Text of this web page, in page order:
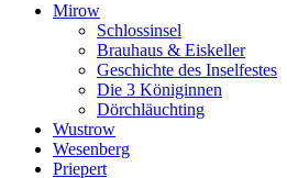
Mirow
Schlossinsel
Brauhaus & Eiskeller
Geschichte des Inselfestes
Die 3 Königinnen
Dörchläuchting
Wustrow
Wesenberg
Priepert